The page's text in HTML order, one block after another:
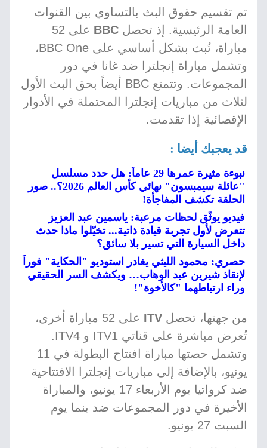
تم تقسيم حقوق البث بالتساوي بين القنوات
العامة الرئيسية. إذ تحصل BBC
على 52
مباراة، تُبث بشكل أساسي على BBC One،
وتشمل مباراة إنجلترا ضد غانا في دور
المجموعات. وتتمتع BBC أيضاً بحق البث الأول
لثلاث من مباريات إنجلترا المحتملة في الأدوار
الإقصائية إذا تقدمت.
قد يعجبك أيضا :
نبوءة مثيرة عمرها 29 عاماً: هل حدد مسلسل
"عائلة سيمبسون" نهائي كأس العالم 2026؟.. صور
الحلقة تكشف المفاجأة!
فيديو يوثّق لحظات مرعبة: ياسمين عبد العزيز
تتعرض لأول تجربة قيادة ذاتية... تخيّلوا ماذا حدث
داخل السيارة التي تسير بلا سائق؟
حصري: محمود الليثي يغادر استوديو "الحكاية" فوراً
لإنقاذ شيرين عبد الوهاب… ويكشف السر الحقيقي
وراء ارتباطهما "كالأخوة"!
من جهتها، تحصل ITV
على 52 مباراة أخرى،
تُعرض مباشرة على قناتي ITV1 و ITV4.
وتشمل حصتها مباراة افتتاح البطولة في 11
يونيو، بالإضافة إلى مباريات إنجلترا الافتتاحية
ضد كرواتيا يوم الأربعاء 17 يونيو، والمباراة
الأخيرة في دور المجموعات ضد بنما يوم
السبت 27 يونيو.